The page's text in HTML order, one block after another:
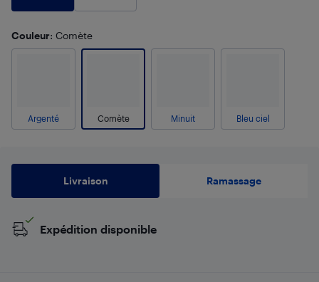
Couleur: Comète
Argenté Comète Minuit Bleu ciel
Livraison Ramassage
Expédition disponible